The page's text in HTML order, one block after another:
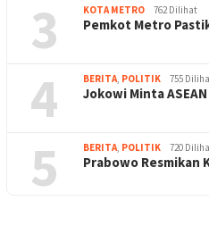
3 KOTA METRO 762 Dilihat
Pemkot Metro
4 BERITA, POLITIK 755
Jokowi Minta
5 BERITA, POLITIK 720
Prabowo Resmikan